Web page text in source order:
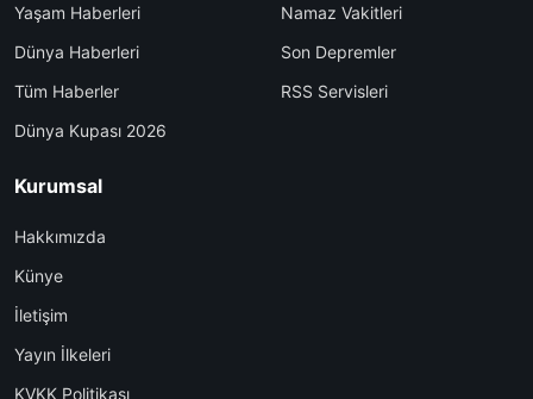
Yaşam Haberleri
Dünya Haberleri
Tüm Haberler
Dünya Kupası 2026
Namaz Vakitleri
Son Depremler
RSS Servisleri
Kurumsal
Hakkımızda
Künye
İletişim
Yayın İlkeleri
KVKK Politikası